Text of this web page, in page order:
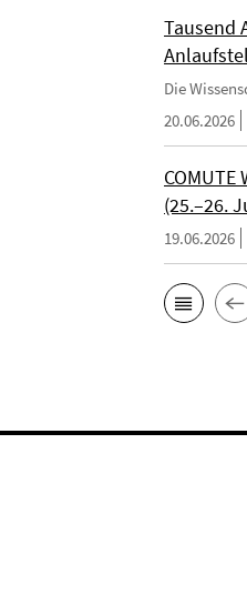
Tausend
Die
20.06.2026
(25.–26.
19.06.2026